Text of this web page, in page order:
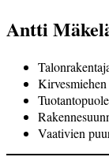
Antti
Vaativien